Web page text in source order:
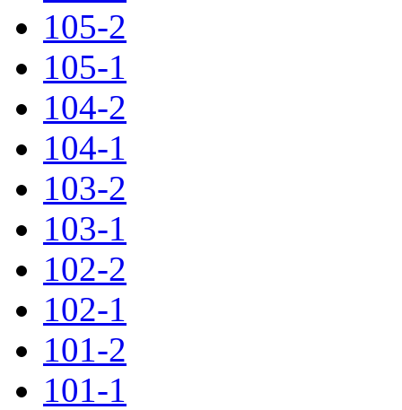
105-2
105-1
104-2
104-1
103-2
103-1
102-2
102-1
101-2
101-1